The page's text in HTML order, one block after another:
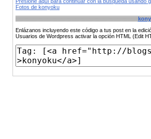
Fotos de konyoku
Enlázanos incluyendo este código a tus post en la
Usuarios de Wordpress activar la opción HTML (Edit